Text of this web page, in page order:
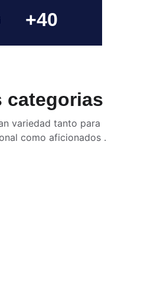
+40
categorias
variedad tanto para
como aficionados .